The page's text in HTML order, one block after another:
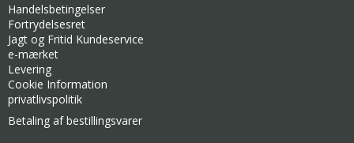
Handelsbetingelser
Fortrydelsesret
Jagt og Fritid Kundeservice
e-mærket
Levering
Cookie Information
privatlivspolitik
Betaling af bestillingsvarer